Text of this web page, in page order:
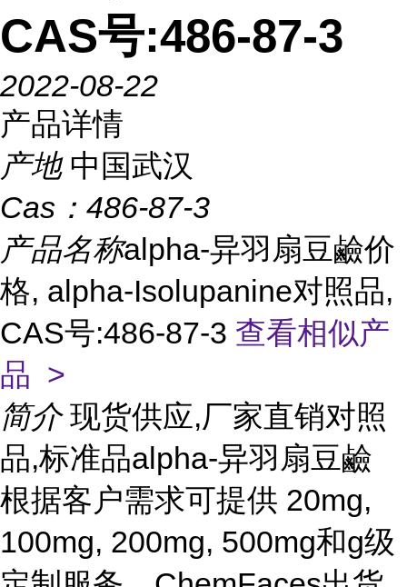
CAS号:486-87-3
2022-08-22
产品详情
产地 中国武汉
Cas： 486-87-3
产品名称alpha-异羽扇豆鹼价
格, alpha-Isolupanine对照品,
CAS号:486-87-3 查看相似产
品 >
简介 现货供应,厂家直销对照
品,标准品alpha-异羽扇豆鹼
根据客户需求可提供 20mg,
100mg, 200mg, 500mg和g级